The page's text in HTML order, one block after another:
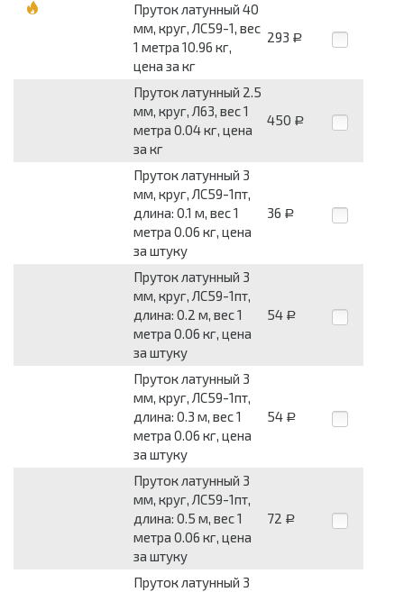
Пруток латунный 40
мм, круг, ЛС59-1, вес
1 метра 10.96 кг,
цена за кг
293 Р
Пруток латунный 2.5
мм, круг, Л63, вес 1
метра 0.04 кг, цена
за кг
450 Р
Пруток латунный 3
мм, круг, ЛС59-1пт,
длина: 0.1 м, вес 1
метра 0.06 кг, цена
за штуку
36 Р
Пруток латунный 3
мм, круг, ЛС59-1пт,
длина: 0.2 м, вес 1
метра 0.06 кг, цена
за штуку
54 Р
Пруток латунный 3
мм, круг, ЛС59-1пт,
длина: 0.3 м, вес 1
метра 0.06 кг, цена
за штуку
54 Р
Пруток латунный 3
мм, круг, ЛС59-1пт,
длина: 0.5 м, вес 1
метра 0.06 кг, цена
за штуку
72 Р
Пруток латунный 3